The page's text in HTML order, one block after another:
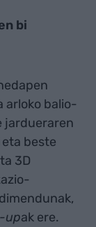
bi
arloko balio-
jardueraren
beste
3D
upak ere.